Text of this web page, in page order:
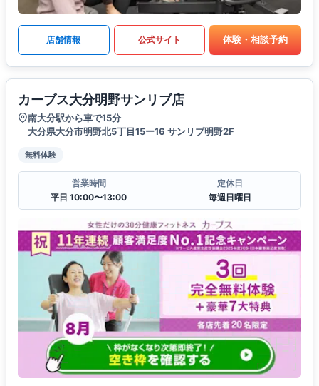
店舗情報 公式サイト 体験・相談予約
カーブス大分明野サンリブ店
南大分駅から車で15分
大分県大分市明野北5丁目15ー16 サンリブ明野2F
無料体験
営業時間
平日 10:00〜13:00
定休日
毎週日曜日